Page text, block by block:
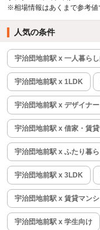
※相場情報はあくまで参考値
人気の条件
宇治団地前駅 x 一人暮ら
宇治団地前駅 x 1LDK
宇治団地前駅 x デザイナ
宇治団地前駅 x 借家・賃
宇治団地前駅 x ふたり暮
宇治団地前駅 x 3LDK
宇治団地前駅 x 賃貸マン
宇治団地前駅 x 学生向け